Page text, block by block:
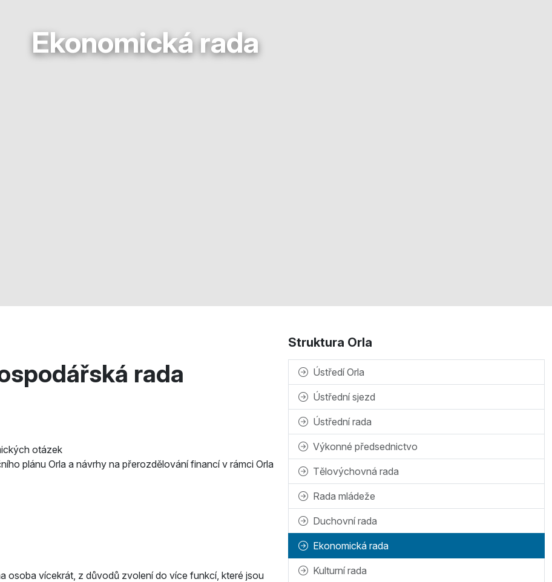
Ekonomická rada
rada
otázek
plánu Orla a návrhy na přerozdělování financí v rámci Orla
osoba vícekrát, z důvodů zvolení do více funkcí, které jsou
Struktura Orla
Ústředí Orla
Ústřední sjezd
Ústřední rada
Výkonné předsednictvo
Tělovýchovná rada
Rada mládeže
Duchovní rada
Ekonomická rada
Kulturní rada